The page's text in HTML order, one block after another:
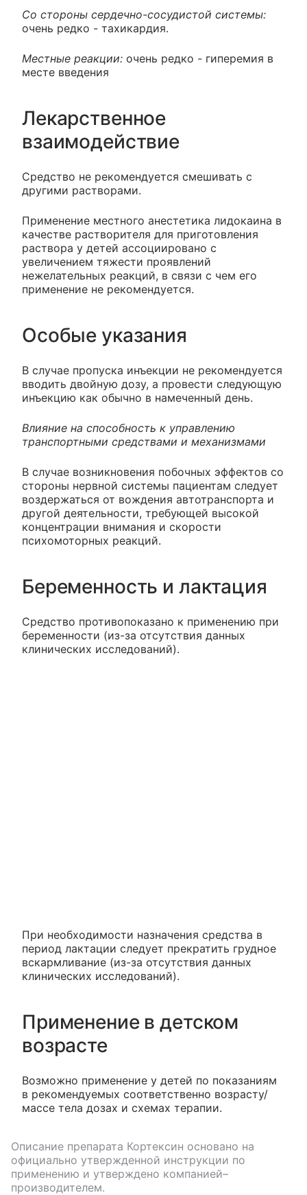
Со стороны сердечно-сосудистой системы:
очень редко - тахикардия.
Местные реакции: очень редко - гиперемия в
месте введения
Лекарственное
взаимодействие
Средство не рекомендуется смешивать с
другими растворами.
Применение местного анестетика лидокаина в
качестве растворителя для приготовления
раствора у детей ассоциировано с
увеличением тяжести проявлений
нежелательных реакций, в связи с чем его
применение не рекомендуется.
Особые указания
В случае пропуска инъекции не рекомендуется
вводить двойную дозу, а провести следующую
инъекцию как обычно в намеченный день.
Влияние на способность к управлению
транспортными средствами и механизмами
В случае возникновения побочных эффектов со
стороны нервной системы пациентам следует
воздержаться от вождения автотранспорта и
другой деятельности, требующей высокой
концентрации внимания и скорости
психомоторных реакций.
Беременность и лактация
Средство противопоказано к применению при
беременности (из-за отсутствия данных
клинических исследований).
При необходимости назначения средства в
период лактации следует прекратить грудное
вскармливание (из-за отсутствия данных
клинических исследований).
Применение в детском
возрасте
Возможно применение у детей по показаниям
в рекомендуемых соответственно возрасту/
массе тела дозах и схемах терапии.
Описание препарата Кортексин основано на
официально утвержденной инструкции по
применению и утверждено компанией–
производителем.